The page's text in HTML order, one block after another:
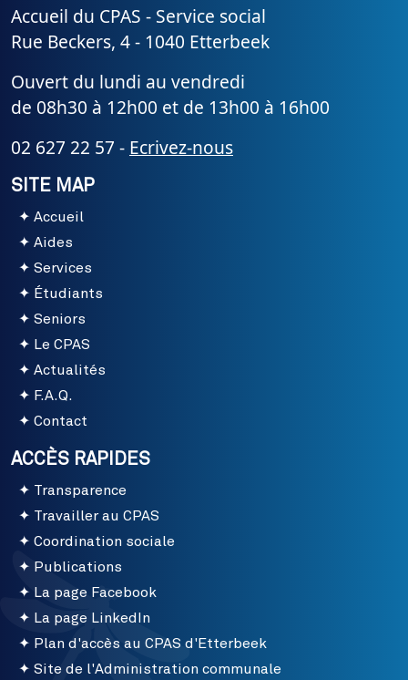
Accueil du CPAS - Service social
Rue Beckers, 4 - 1040 Etterbeek
Ouvert du lundi au vendredi
de 08h30 à 12h00 et de 13h00 à 16h00
02 627 22 57 - Ecrivez-nous
SITE MAP
Accueil
Aides
Services
Étudiants
Seniors
Le CPAS
Actualités
F.A.Q.
Contact
ACCÈS RAPIDES
Transparence
Travailler au CPAS
Coordination sociale
Publications
La page Facebook
La page LinkedIn
Plan d'accès au CPAS d'Etterbeek
Site de l'Administration communale